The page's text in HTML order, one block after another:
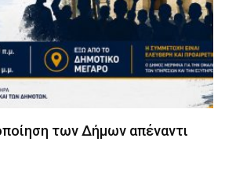
των Δήμων απέναντι